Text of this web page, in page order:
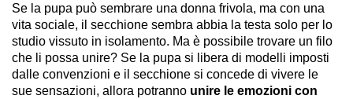
Se la pupa può sembrare una donna frivola, ma con una
vita sociale, il secchione sembra abbia la testa solo per lo
studio vissuto in isolamento. Ma è possibile trovare un filo
che li possa unire? Se la pupa si libera di modelli imposti
dalle convenzioni e il secchione si concede di vivere le
sue sensazioni, allora potranno unire le emozioni con